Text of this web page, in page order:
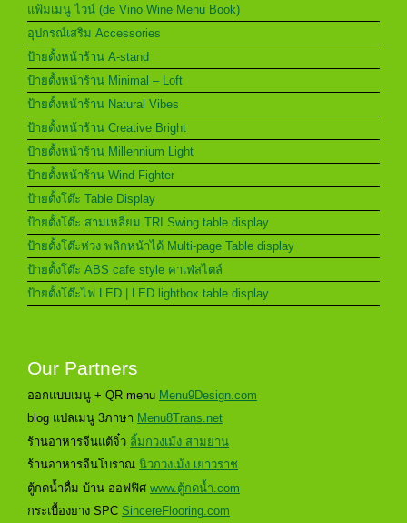
แฟ้มเมนู ไวน์ (de Vino Wine Menu Book)
อุปกรณ์เสริม Accessories
ป้ายตั้งหน้าร้าน A-stand
ป้ายตั้งหน้าร้าน Minimal – Loft
ป้ายตั้งหน้าร้าน Natural Vibes
ป้ายตั้งหน้าร้าน Creative Bright
ป้ายตั้งหน้าร้าน Millennium Light
ป้ายตั้งหน้าร้าน Wind Fighter
ป้ายตั้งโต๊ะ Table Display
ป้ายตั้งโต๊ะ สามเหลี่ยม TRI Swing table display
ป้ายตั้งโต๊ะห่วง พลิกหน้าได้ Multi-page Table display
ป้ายตั้งโต๊ะ ABS cafe style คาเฟ่สไตล์
ป้ายตั้งโต๊ะไฟ LED | LED lightbox table display
Our Partners
ออกแบบเมนู + QR menu Menu9Design.com
blog แปลเมนู 3ภาษา Menu8Trans.net
ร้านอาหารจีนแต้จิ๋ว ลิ้มกวงเม้ง สามย่าน
ร้านอาหารจีนโบราณ นิวกวงเม้ง เยาวราช
ตู้กดน้ำดื่ม บ้าน ออฟฟิศ www.ตู้กดน้ำ.com
กระเบื้องยาง SPC SincereFlooring.com